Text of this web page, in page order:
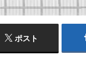
ポスト